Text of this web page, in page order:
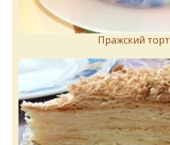
Пражский торт